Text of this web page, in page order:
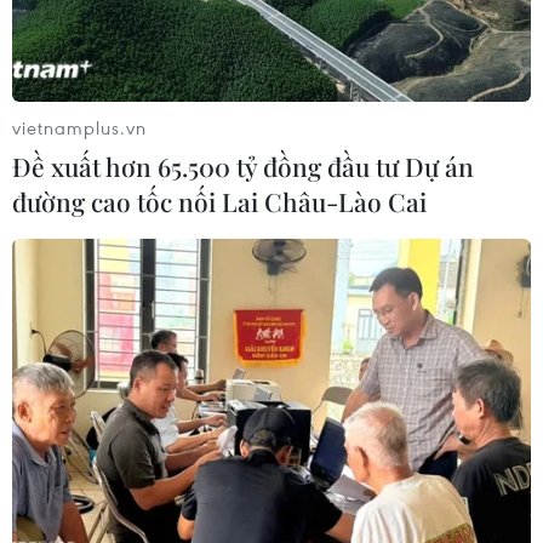
văn hóa giới trẻ. Trang phục của thời kỳ này
chịu ảnh hưởng nhiều từ các lễ hội và văn hóa
đại chúng.
Các phối màu được sử dụng trong Hippie
aesthetic cũng mang những nét đặc trưng của
thập niên 70 hơn là 60: bóng bẩy, sặc sỡ với sự
quyện hòa giữa màu sáng và tối, họa tiết và cấu
vietnamplus.vn
Đề xuất hơn 65.500 tỷ đồng đầu tư Dự án
đường cao tốc nối Lai Châu-Lào Cai